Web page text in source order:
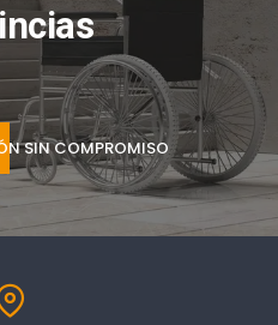
SIN COMPROMISO